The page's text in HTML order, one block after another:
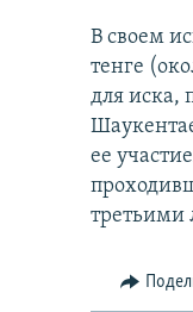
В своем
тенге
для иска,
ее
третьими